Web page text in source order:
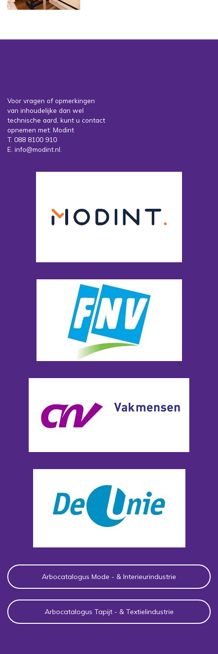
Voor vragen of opmerkingen
van inhoudelijke dan wel
technische aard, kunt u contact
opnemen met: Modint
T. 088 8100 910
E. info@modint.nl.
Arbocatalogus Mode - & Interieurindustrie
Arbocatalogus Tapijt - & Textielindustrie